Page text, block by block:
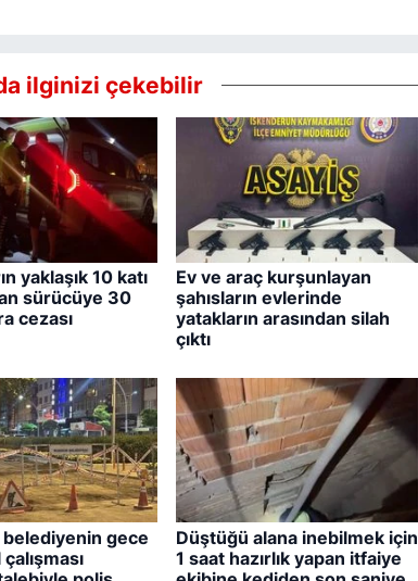
ilginizi çekebilir
yaklaşık 10 katı
sürücüye 30
cezası
Ev ve araç kurşunlayan
şahısların evlerinde
yatakların arasından silah
çıktı
gece
Düştüğü alana inebilmek için
1 saat hazırlık yapan itfaiye